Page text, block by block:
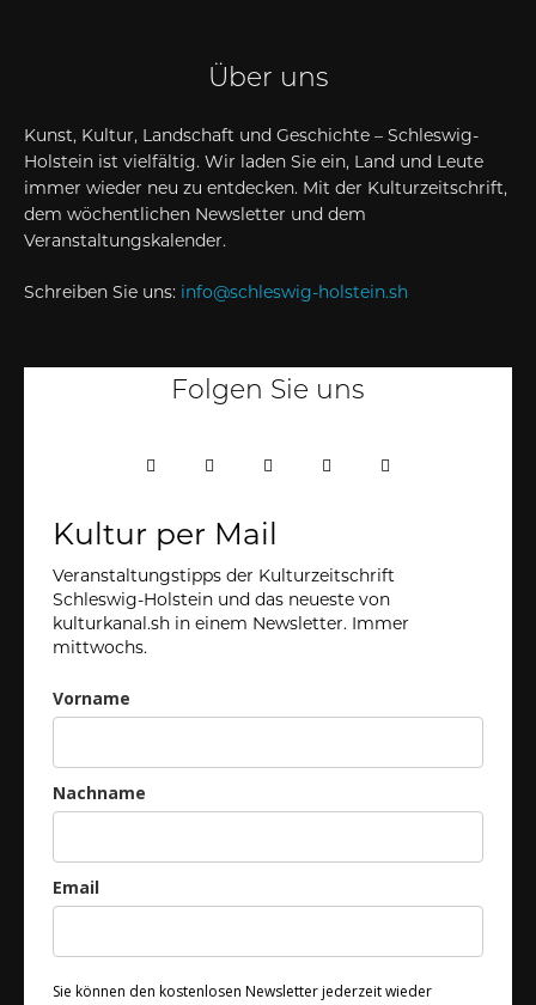
Über uns
Kunst, Kultur, Landschaft und Geschichte – Schleswig-
Holstein ist vielfältig. Wir laden Sie ein, Land und Leute
immer wieder neu zu entdecken. Mit der Kulturzeitschrift,
dem wöchentlichen Newsletter und dem
Veranstaltungskalender.
Schreiben Sie uns: info@schleswig-holstein.sh
Folgen Sie uns
Kultur per Mail
Veranstaltungstipps der Kulturzeitschrift
Schleswig-Holstein und das neueste von
kulturkanal.sh in einem Newsletter. Immer
mittwochs.
Vorname
Nachname
Email
Sie können den kostenlosen Newsletter jederzeit wieder